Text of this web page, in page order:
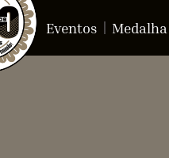
Eventos Medalha